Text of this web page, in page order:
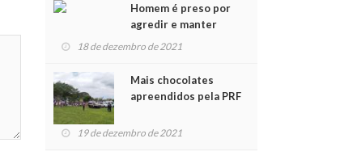
Homem é preso por
agredir e manter
mulher em cárcere
18 de dezembro de 2021
Mais chocolates
apreendidos pela PRF
crianças no Natal
19 de dezembro de 2021